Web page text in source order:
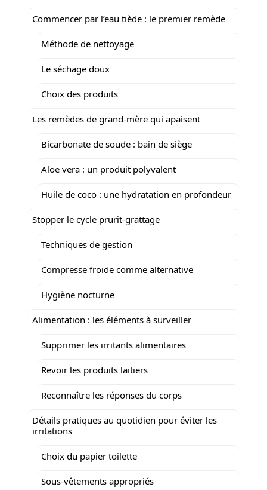
Commencer par l’eau tiède : le premier remède
Méthode de nettoyage
Le séchage doux
Choix des produits
Les remèdes de grand-mère qui apaisent
Bicarbonate de soude : bain de siège
Aloe vera : un produit polyvalent
Huile de coco : une hydratation en profondeur
Stopper le cycle prurit-grattage
Techniques de gestion
Compresse froide comme alternative
Hygiène nocturne
Alimentation : les éléments à surveiller
Supprimer les irritants alimentaires
Revoir les produits laitiers
Reconnaître les réponses du corps
Détails pratiques au quotidien pour éviter les
irritations
Choix du papier toilette
Sous-vêtements appropriés